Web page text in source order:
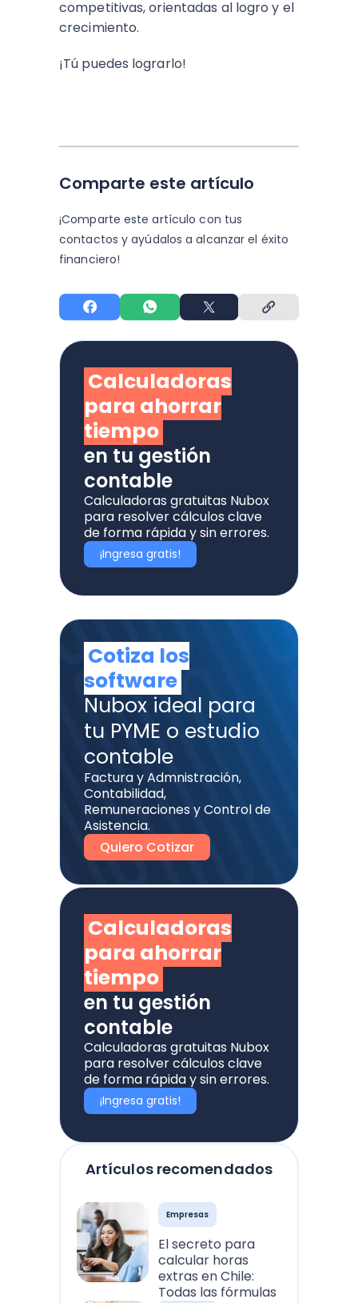
competitivas, orientadas al logro y el
crecimiento.
¡Tú puedes lograrlo!
Comparte este artículo
¡Comparte este artículo con tus
contactos y ayúdalos a alcanzar el éxito
financiero!
Calculadoras
para ahorrar
tiempo
en tu gestión
contable
Calculadoras gratuitas Nubox
para resolver cálculos clave
de forma rápida y sin errores.
¡Ingresa gratis!
Artículos recomendados
Empresas
El secreto para
calcular horas
extras en Chile:
Todas las fórmulas
Calculadoras
para ahorrar
tiempo
en tu gestión
contable
Calculadoras gratuitas Nubox
para resolver cálculos clave
de forma rápida y sin errores.
¡Ingresa gratis!
Cotiza los
software
Nubox ideal para
tu PYME o estudio
contable
Factura y Admnistración,
Contabilidad,
Remuneraciones y Control de
Asistencia.
Quiero Cotizar